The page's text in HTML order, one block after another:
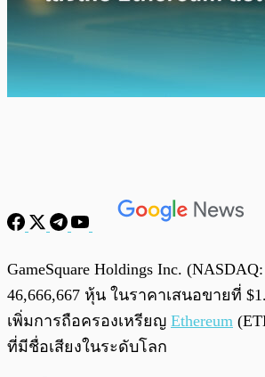
พร้อมเล่น
GameSquare Holdings Inc.
46,666,667 หุ้น ในราคาเสนอขายที่
เพิ่มการถือครองเหรียญ Ethereum
ที่มีชื่อเสียงในระดับโลก